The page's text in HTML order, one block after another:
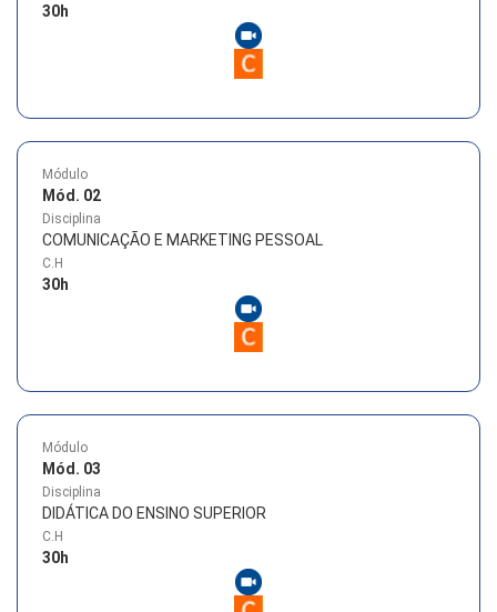
30h
Módulo
Mód. 02
Disciplina
COMUNICAÇÃO E MARKETING PESSOAL
C.H
30h
Módulo
Mód. 03
Disciplina
DIDÁTICA DO ENSINO SUPERIOR
C.H
30h